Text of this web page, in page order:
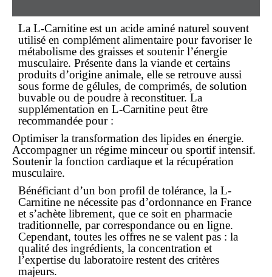
La L-Carnitine est un acide aminé naturel souvent
utilisé en complément alimentaire pour favoriser le
métabolisme des graisses et soutenir l’énergie
musculaire. Présente dans la viande et certains
produits d’origine animale, elle se retrouve aussi
sous forme de gélules, de comprimés, de solution
buvable ou de poudre à reconstituer. La
supplémentation en L-Carnitine peut être
recommandée pour :
Optimiser la transformation des lipides en énergie.
Accompagner un régime minceur ou sportif intensif.
Soutenir la fonction cardiaque et la récupération
musculaire.
Bénéficiant d’un bon profil de tolérance, la L-
Carnitine ne nécessite pas d’ordonnance en France
et s’achète librement, que ce soit en pharmacie
traditionnelle, par correspondance ou en ligne.
Cependant, toutes les offres ne se valent pas : la
qualité des ingrédients, la concentration et
l’expertise du laboratoire restent des critères
majeurs.